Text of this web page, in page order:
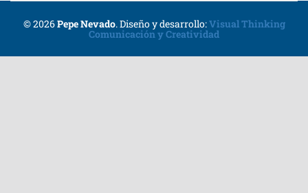
© 2026Pepe Nevado.Diseño y desarrollo:Visual Thinking
Comunicación y Creatividad